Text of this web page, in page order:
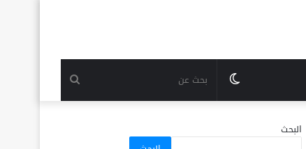
بحث
الوضع
البحث